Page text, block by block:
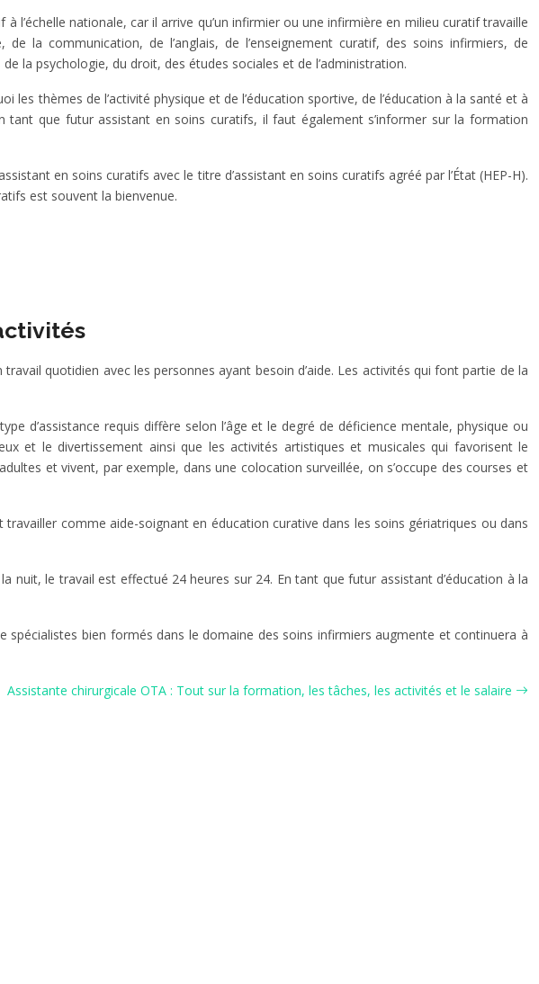
nationale, car il arrive qu’un infirmier ou une infirmière en milieu curatif travaille
la communication, de l’anglais, de l’enseignement curatif, des soins infirmiers, de
la psychologie, du droit, des études sociales et de l’administration.
thèmes de l’activité physique et de l’éducation sportive, de l’éducation à la santé et à
tant que futur assistant en soins curatifs, il faut également s’informer sur la formation
en soins curatifs avec le titre d’assistant en soins curatifs agréé par l’État (HEP-H).
est souvent la bienvenue.
quotidien avec les personnes ayant besoin d’aide. Les activités qui font partie de la
d’assistance requis diffère selon l’âge et le degré de déficience mentale, physique ou
et le divertissement ainsi que les activités artistiques et musicales qui favorisent le
et vivent, par exemple, dans une colocation surveillée, on s’occupe des courses et
comme aide-soignant en éducation curative dans les soins gériatriques ou dans
le travail est effectué 24 heures sur 24. En tant que futur assistant d’éducation à la
bien formés dans le domaine des soins infirmiers augmente et continuera à
Assistante chirurgicale OTA : Tout sur la formation, les tâches, les activités et le salaire